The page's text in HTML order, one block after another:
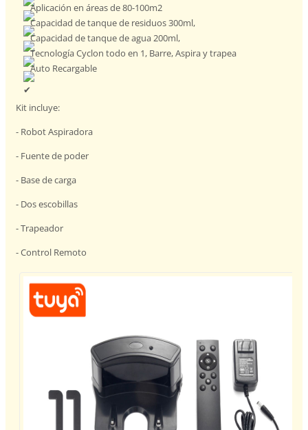
Aplicación en áreas de 80-100m2
Capacidad de tanque de residuos 300ml,
Capacidad de tanque de agua 200ml,
Tecnología Cyclon todo en 1, Barre, Aspira y trapea
Auto Recargable
Kit incluye:
- Robot Aspiradora
- Fuente de poder
- Base de carga
- Dos escobillas
- Trapeador
- Control Remoto